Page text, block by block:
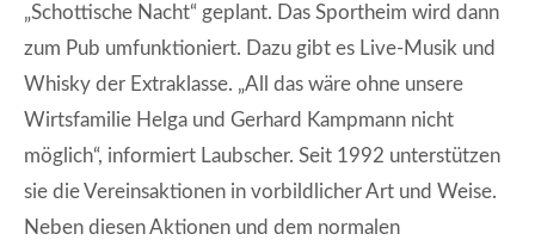
„Schottische Nacht“ geplant. Das Sportheim wird dann
zum Pub umfunktioniert. Dazu gibt es Live-Musik und
Whisky der Extraklasse. „All das wäre ohne unsere
Wirtsfamilie Helga und Gerhard Kampmann nicht
möglich“, informiert Laubscher. Seit 1992 unterstützen
sie die Vereinsaktionen in vorbildlicher Art und Weise.
Neben diesen Aktionen und dem normalen